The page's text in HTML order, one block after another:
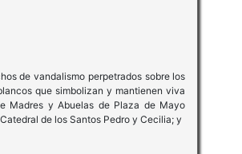
de vandalismo perpetrados sobre los
que simbolizan y mantienen viva
Madres y Abuelas de Plaza de Mayo
de los Santos Pedro y Cecilia; y